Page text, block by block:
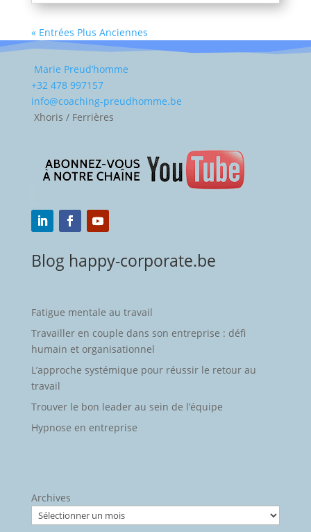
« Entrées Plus Anciennes
Marie Preud’homme
+32 478 997157
info@coaching-preudhomme.be
Xhoris / Ferrières
Blog happy-corporate.be
Fatigue mentale au travail
Travailler en couple dans son entreprise : défi
humain et organisationnel
L’approche systémique pour réussir le retour au
travail
Trouver le bon leader au sein de l’équipe
Hypnose en entreprise
Archives